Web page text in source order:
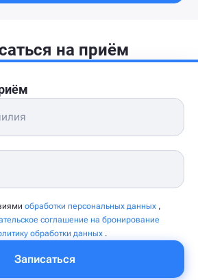
на приём
обработки персональных данных ,
соглашение на бронирование
обработки данных .
Записаться